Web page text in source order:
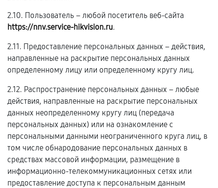
2.10. Пользователь – любой посетитель веб-сайта
https://nnv.service-hikvision.ru.
2.11. Предоставление персональных данных – действия,
направленные на раскрытие персональных данных
определенному лицу или определенному кругу лиц.
2.12. Распространение персональных данных – любые
действия, направленные на раскрытие персональных
данных неопределенному кругу лиц (передача
персональных данных) или на ознакомление с
персональными данными неограниченного круга лиц, в
том числе обнародование персональных данных в
средствах массовой информации, размещение в
информационно-телекоммуникационных сетях или
предоставление доступа к персональным данным